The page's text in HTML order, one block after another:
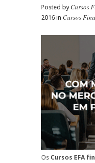
Posted by Cursos
2016 in Cursos
Os Cursos EFA